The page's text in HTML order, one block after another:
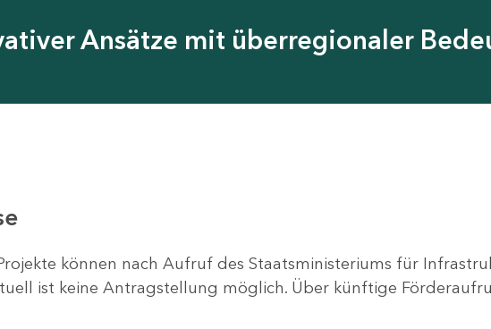
Ansätze mit überregionaler
können nach Aufruf des Staatsministeriums für
ist keine Antragstellung möglich. Über künftige